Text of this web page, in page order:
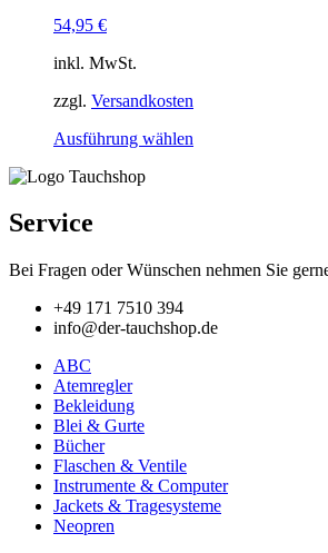
werden
54,95 €
inkl. MwSt.
zzgl. Versandkosten
Ausführung wählen
Optionen
auf
der
Service
Bei Fragen oder Wünschen nehmen Sie
+49 171 7510 394
info@der-tauchshop.de
ABC
Atemregler
Bekleidung
Blei & Gurte
Bücher
Flaschen & Ventile
Instrumente & Computer
Jackets & Tragesysteme
Neopren